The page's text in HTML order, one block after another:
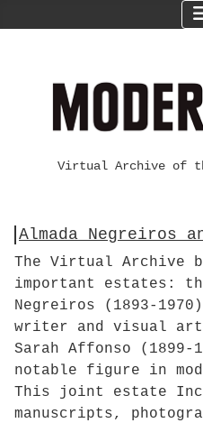
Virtual Archive of
Almada Negreiros
The Virtual Archive
important estates:
Negreiros (1893-
writer and visual
Sarah Affonso
notable figure in
This joint estate
manuscripts,